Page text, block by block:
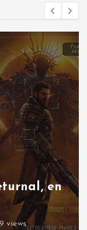
en
views